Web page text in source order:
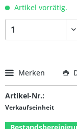
Artikel vorrätig.
Merken
Artikel-Nr.:
Verkaufseinheit